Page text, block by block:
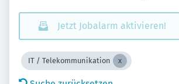
Jetzt Jobalarm aktivieren!
IT / Telekommunikation